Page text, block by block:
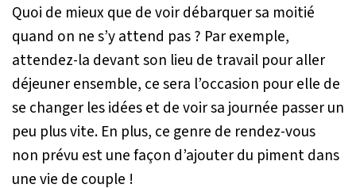
Quoi de mieux que de voir débarquer sa moitié
quand on ne s’y attend pas ? Par exemple,
attendez-la devant son lieu de travail pour aller
déjeuner ensemble, ce sera l’occasion pour elle de
se changer les idées et de voir sa journée passer un
peu plus vite. En plus, ce genre de rendez-vous
non prévu est une façon d’ajouter du piment dans
une vie de couple !